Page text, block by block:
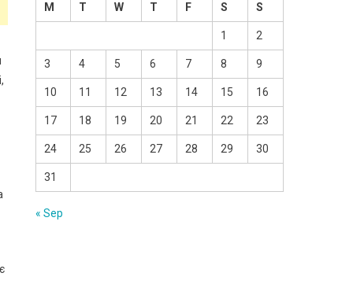
M
T W T F S S
1 2
3 4 5 6 7 8 9
10 11 12 13 14 15 16
17 18 19 20 21 22 23
24 25 26 27 28 29 30
31
« Sep